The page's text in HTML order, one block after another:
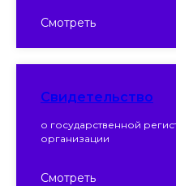
Смотреть
Свидетельство
о государственной
организации
Смотреть